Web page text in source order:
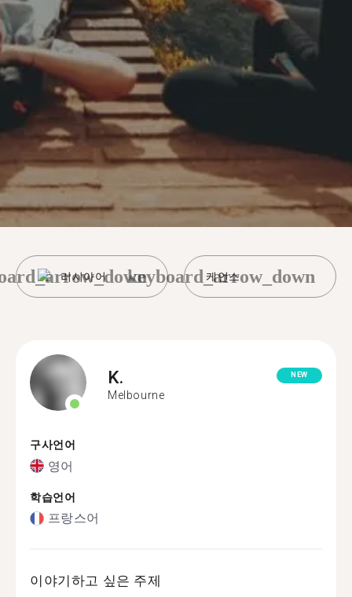
러시아어 케언스
keyboard_arrow_down
K.
Melbourne
NEW
구사언어
영어
학습언어
프랑스어
이야기하고 싶은 주제